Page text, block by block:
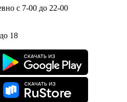
с 7-00 до 22-00
18